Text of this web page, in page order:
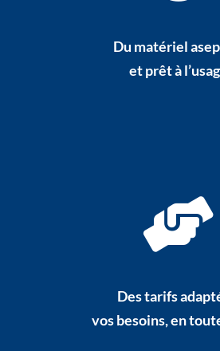
Du matériel
et prêt à
Des tarifs
vos besoins, en